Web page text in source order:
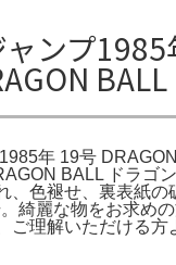
ンプ
年 19号
BALL ドラ
、色褪せ、裏表紙
綺麗な物をお求め
ご理解いただける